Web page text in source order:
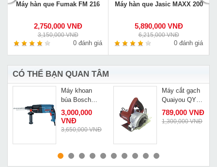
Máy hàn que Fumak FM 216
2,750,000 VNĐ
3,150,000 VNĐ
0 đánh giá
Máy hàn que Jasic MAXX 200
5,890,000 VNĐ
6,215,000 VNĐ
0 đánh giá
CÓ THỂ BẠN QUAN TÂM
MUA NGAY
Máy khoan
búa Bosch
GBH 2-23 RE
3,000,000
VNĐ
3,650,000 VNĐ
MUA NGAY
Máy cắt gạch
Quaiyou QY
4210AM
789,000 VNĐ
1,300,000 VNĐ